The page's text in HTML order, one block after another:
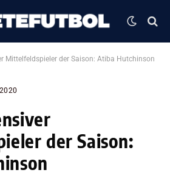
Mittelfeldspieler der Saison: Atiba Hutchinson
der Saison: